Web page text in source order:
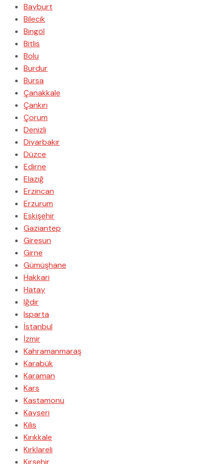
Bayburt
Bilecik
Bingöl
Bitlis
Bolu
Burdur
Bursa
Çanakkale
Çankırı
Çorum
Denizli
Diyarbakır
Düzce
Edirne
Elazığ
Erzincan
Erzurum
Eskişehir
Gaziantep
Giresun
Girne
Gümüşhane
Hakkari
Hatay
Iğdır
Isparta
İstanbul
İzmir
Kahramanmaraş
Karabük
Karaman
Kars
Kastamonu
Kayseri
Kilis
Kırıkkale
Kırklareli
Kırşehir